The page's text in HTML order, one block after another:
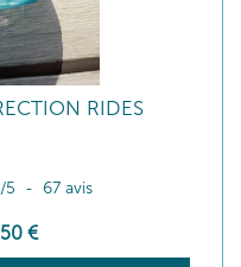
RIDES
/5 - 67 avis
€